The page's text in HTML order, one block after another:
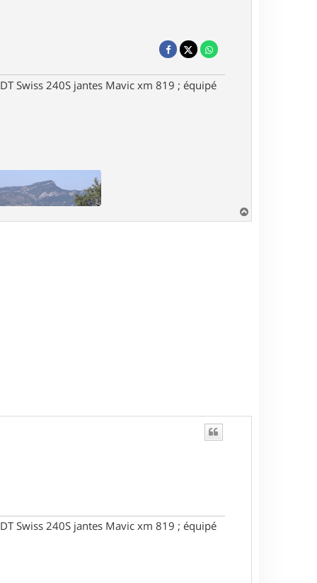
Swiss 240S jantes Mavic xm 819 ; équipé
a
Swiss 240S jantes Mavic xm 819 ; équipé